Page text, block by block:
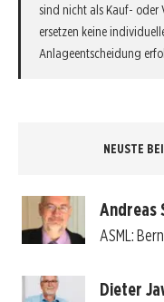
sind nicht als Kauf- oder
ersetzen keine
Anlageentscheidung
NEUSTE
Andreas
ASML:
Dieter